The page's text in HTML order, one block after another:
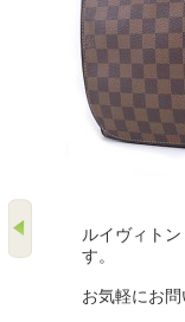
ルイヴィト
す。
お気軽にお